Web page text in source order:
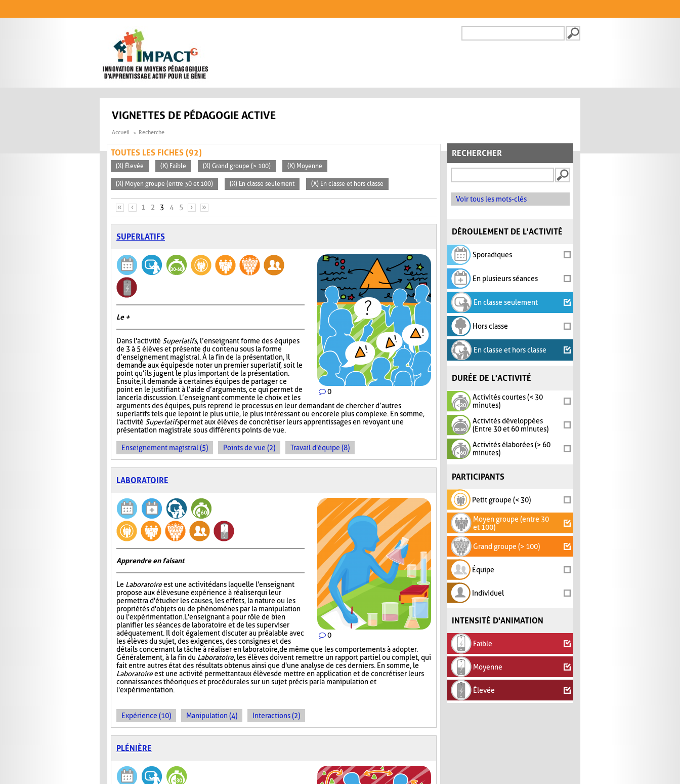
FORMULAIRE DE
VIGNETTES DE PÉDAGOGIE ACTIVE
Accueil Recherche
RECHERCHER
Voir tous les mots-clés
DÉROULEMENT DE L'ACTIVITÉ
Sporadiques
En plusieurs séances
En classe seulement
Hors classe
En classe et hors classe
DURÉE DE L'ACTIVITÉ
Activités courtes (< 30
minutes)
Activités développées
(Entre 30 et 60 minutes)
Activités élaborées (> 60
minutes)
PARTICIPANTS
Petit groupe (< 30)
Moyen groupe (entre 30
et 100)
Grand groupe (> 100)
Équipe
Individuel
INTENSITÉ D'ANIMATION
Faible
Moyenne
Élevée
TOUTES LES FICHES (92)
(X) Élevée (X) Faible (X) Grand groupe (> 100) (X) Moyenne
(X) Moyen groupe (entre 30 et 100) (X) En classe seulement (X) En classe et hors classe
PAGES
« ‹ 1 2 3 4 5 › »
SUPERLATIFS
0
Le +
Dans l'activité Superlatifs, l’enseignant forme des équipes
de 3 à 5 élèves et présente du contenu sous la forme
d’enseignement magistral. À la fin de la présentation, il
demande aux équipes de noter un premier superlatif, soit le
point qu’ils jugent le plus important de la présentation.
Ensuite, il demande à certaines équipes de partager ce
point en le justifiant à l’aide d’arguments, ce qui permet de
lancer la discussion. L’enseignant commente le choix et les
arguments des équipes, puis reprend le processus en leur demandant de chercher d’autres
superlatifs tels que le point le plus utile, le plus intéressant ou encore le plus complexe. En somme,
l'activité Superlatifspermet aux élèves de concrétiser leurs apprentissages en revoyant une
présentation magistrale sous différents points de vue.
Enseignement magistral (5) Points de vue (2) Travail d'équipe (8)
LABORATOIRE
0
Apprendre en faisant
Le Laboratoireest une activité dans laquelle l'enseignant
propose aux élèves une expérience à réaliser qui leur
permettra d'étudier les causes, les effets, la nature ou les
propriétés d'objets ou de phénomènes par la manipulation
ou l'expérimentation. L'enseignant a pour rôle de bien
planifier les séances de laboratoire et de les superviser
adéquatement. Il doit également discuter au préalable avec
les élèves du sujet, des exigences, des consignes et des
détails concernant la tâche à réaliser en laboratoire, de même que les comportements à adopter.
Généralement, à la fin du Laboratoire, les élèves doivent remettre un rapport partiel ou complet, qui
fait entre autres état des résultats obtenus ainsi que d'une analyse de ces derniers. En somme, le
Laboratoireest une activité permettant aux élèves de mettre en application et de concrétiser leurs
connaissances théoriques et procédurales sur un sujet précis par la manipulation et
l'expérimentation.
Expérience (10) Manipulation (4) Interactions (2)
PLÉNIÈRE